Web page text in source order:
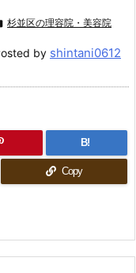
杉並区の理容院・美容院
by shintani0612
B!
Copy